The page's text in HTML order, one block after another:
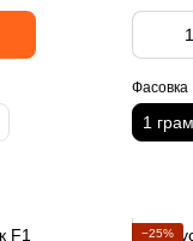
Фасовка
1
−25%